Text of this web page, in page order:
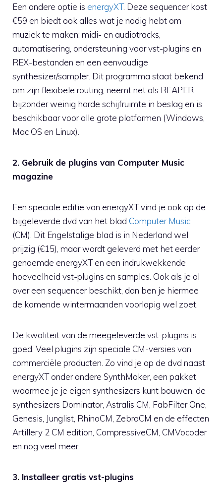
Een andere optie is energyXT. Deze sequencer kost
€59 en biedt ook alles wat je nodig hebt om
muziek te maken: midi- en audiotracks,
automatisering, ondersteuning voor vst-plugins en
REX-bestanden en een eenvoudige
synthesizer/sampler. Dit programma staat bekend
om zijn flexibele routing, neemt net als REAPER
bijzonder weinig harde schijfruimte in beslag en is
beschikbaar voor alle grote platformen (Windows,
Mac OS en Linux).
2. Gebruik de plugins van Computer Music
magazine
Een speciale editie van energyXT vind je ook op de
bijgeleverde dvd van het blad Computer Music
(CM). Dit Engelstalige blad is in Nederland wel
prijzig (€15), maar wordt geleverd met het eerder
genoemde energyXT en een indrukwekkende
hoeveelheid vst-plugins en samples. Ook als je al
over een sequencer beschikt, dan ben je hiermee
de komende wintermaanden voorlopig wel zoet.
De kwaliteit van de meegeleverde vst-plugins is
goed. Veel plugins zijn speciale CM-versies van
commerciële producten. Zo vind je op de dvd naast
energyXT onder andere SynthMaker, een pakket
waarmee je je eigen synthesizers kunt bouwen, de
synthesizers Dominator, Astralis CM, FabFilter One,
Genesis, Junglist, RhinoCM, ZebraCM en de effecten
Artillery 2 CM edition, CompressiveCM, CMVocoder
en nog veel meer.
3. Installeer gratis vst-plugins